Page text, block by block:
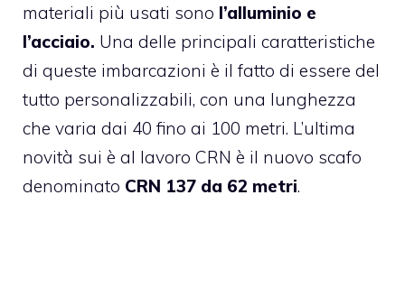
materiali più usati sono l’alluminio e
l’acciaio. Una delle principali caratteristiche
di queste imbarcazioni è il fatto di essere del
tutto personalizzabili, con una lunghezza
che varia dai 40 fino ai 100 metri. L’ultima
novità sui è al lavoro CRN è il nuovo scafo
denominato CRN 137 da 62 metri.